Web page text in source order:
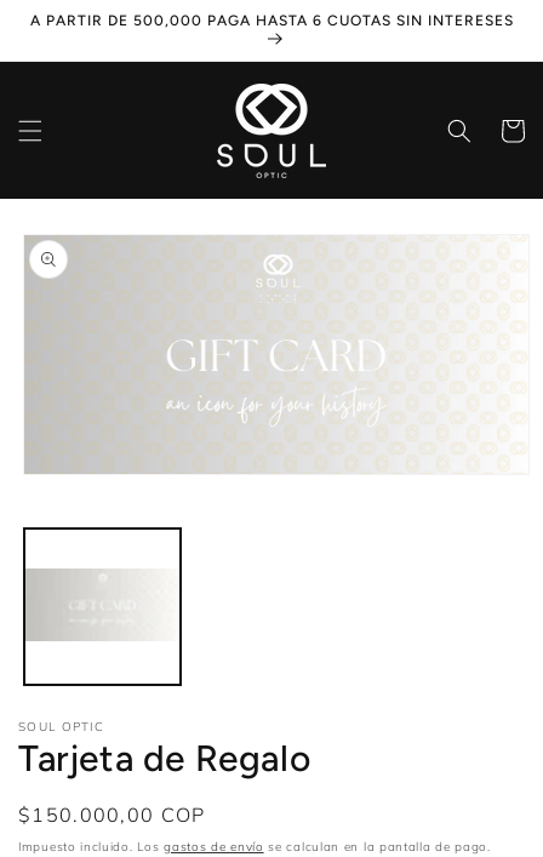
directamente
A PARTIR DE 500,000 PAGA HASTA 6 CUOTAS SIN INTERESES
Carrito
directamente
a la
información
una
SOUL OPTIC
Tarjeta de Regalo
Precio
habitual
$150.000,00 COP
Impuesto incluido. Losgastos de envío se calculan en la pantalla de pago.